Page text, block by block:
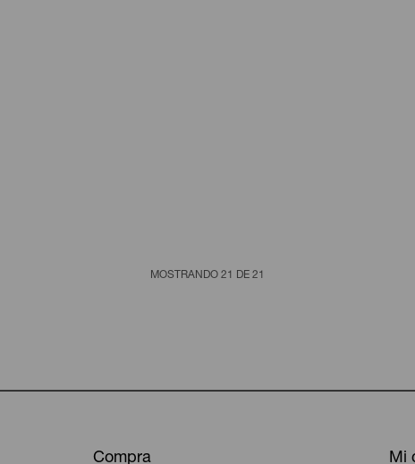
MOSTRANDO21 DE21
Compra Mi